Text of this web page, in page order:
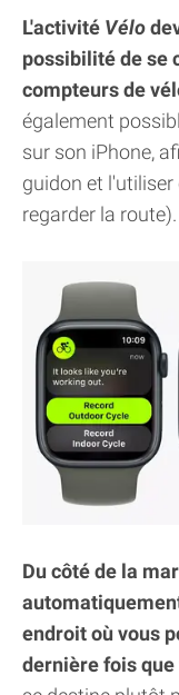
L'activité Vélo
possibilité de se
compteurs de
également
sur son iPhone,
guidon et
regarder la route).
Du côté de la
endroit où vous
dernière fois que